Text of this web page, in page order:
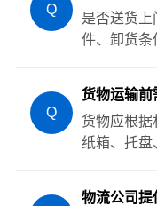
Q
是否送货上
件、卸货条
Q
货物运输前
货物应根据
纸箱、托盘
物流公司提